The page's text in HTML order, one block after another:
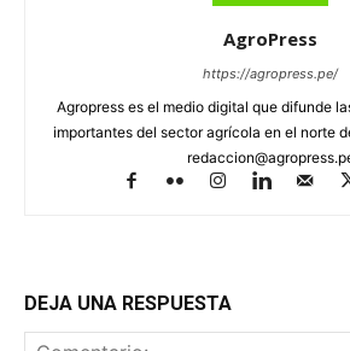
AgroPress
https://agropress.pe/
Agropress es el medio digital que difunde
importantes del sector agrícola en el norte
DEJA UNA RESPUESTA